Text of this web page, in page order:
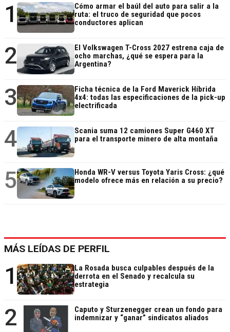
1
Cómo armar el baúl del auto para salir a la
ruta: el truco de seguridad que pocos
conductores aplican
2
El Volkswagen T-Cross 2027 estrena caja de
ocho marchas, ¿qué se espera para la
Argentina?
3
Ficha técnica de la Ford Maverick Híbrida
4x4: todas las especificaciones de la pick-up
electrificada
4
Scania suma 12 camiones Super G460 XT
para el transporte minero de alta montaña
5
Honda WR-V versus Toyota Yaris Cross: ¿qué
modelo ofrece más en relación a su precio?
MÁS LEÍDAS DE PERFIL
1
La Rosada busca culpables después de la
derrota en el Senado y recalcula su
estrategia
2
Caputo y Sturzenegger crean un fondo para
indemnizar y “ganar” sindicatos aliados